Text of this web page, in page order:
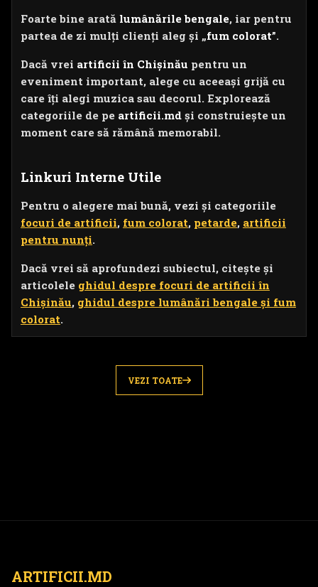
Foarte bine arată lumânările bengale, iar pentru
partea de zi mulți clienți aleg și „fum colorat”.
Dacă vrei artificii în Chișinău pentru un
eveniment important, alege cu aceeași grijă cu
care îți alegi muzica sau decorul. Explorează
categoriile de pe artificii.md și construiește un
moment care să rămână memorabil.
Linkuri Interne Utile
Pentru o alegere mai bună, vezi și categoriile
focuri de artificii, fum colorat, petarde, artificii
pentru nunți.
Dacă vrei să aprofundezi subiectul, citește și
articolele ghidul despre focuri de artificii în
Chișinău, ghidul despre lumânări bengale și fum
colorat.
VEZI TOATE
ARTIFICII.MD